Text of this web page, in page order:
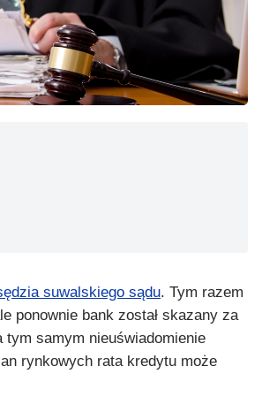
suwalskiego sądu. Tym razem
ponownie bank został skazany za
tym samym nieuświadomienie
rynkowych rata kredytu może